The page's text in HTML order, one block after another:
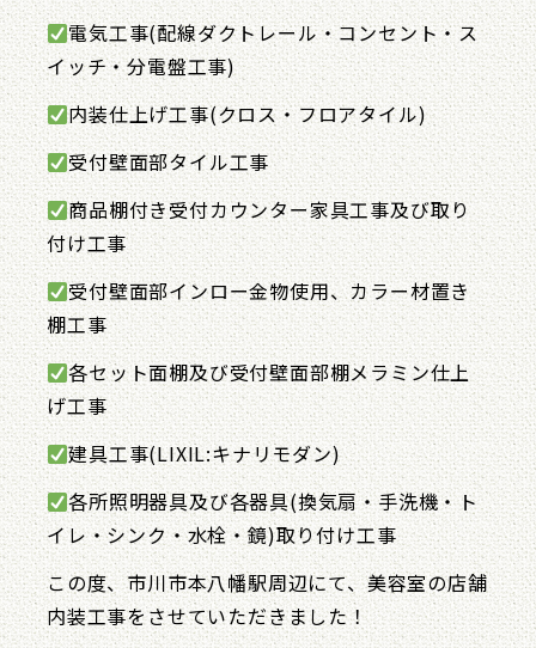
電気工事(配線ダクトレール・コンセント・ス
イッチ・分電盤工事)
内装仕上げ工事(クロス・フロアタイル)
受付壁面部タイル工事
商品棚付き受付カウンター家具工事及び取り
付け工事
受付壁面部インロー金物使用、カラー材置き
棚工事
各セット面棚及び受付壁面部棚メラミン仕上
げ工事
建具工事(LIXIL:キナリモダン)
各所照明器具及び各器具(換気扇・手洗機・ト
イレ・シンク・水栓・鏡)取り付け工事
この度、市川市本八幡駅周辺にて、美容室の店舗
内装工事をさせていただきました！